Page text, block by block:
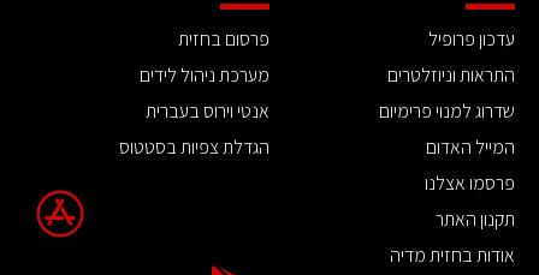
עדכון פרופיל
התראות וניוזלטרים
שדרוג למנוי פרימיום
המייל האדום
פרסמו אצלנו
תקנון האתר
אודות בחזית מדיה
פרסום בחזית
מערכת ניהול לידים
אנטי וירוס בעברית
הגדלת צפיות בסטטוס